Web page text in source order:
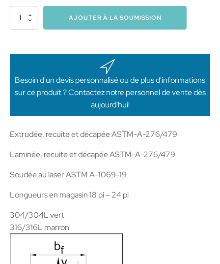
quantité
AJOUTER À LA SOUMISSION
Besoin d'un devis personnalisé ou de plus d'informations
sur ce produit ? Contactez notre personnel de vente dès
aujourd'hui!
Extrudée, recuite et décapée ASTM-A-276/479
Laminée, recuite et décapée ASTM-A-276/479
Soudée au laser ASTM A-1069-19
Longueurs en magasin 18 pi – 24 pi
304/304L vert
316/316L marron